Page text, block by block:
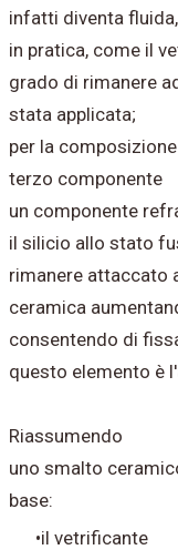
infatti diventa
in pratica, come il
grado di rimanere
stata applicata;
per la
terzo componente
un componente
il silicio allo stato
rimanere attaccato
ceramica
consentendo di
questo elemento è
Riassumendo
uno smalto
base:
il vetrificante